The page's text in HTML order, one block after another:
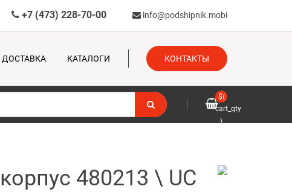
+7 (473) 228-70-00 info@podshipnik.mobi
ДОСТАВКА КАТАЛОГИ КОНТАКТЫ
${
cart_qty
}
480213 \ UC